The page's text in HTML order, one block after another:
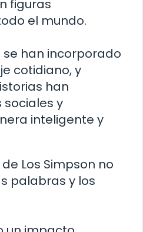
figuras
el mundo.
se han incorporado
cotidiano, y
han
y
inteligente y
Los Simpson no
palabras y los